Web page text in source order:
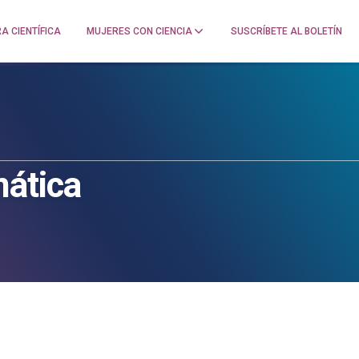
CIENTÍFICA MUJERES CON CIENCIA SUSCRÍBETE AL BOLETÍN